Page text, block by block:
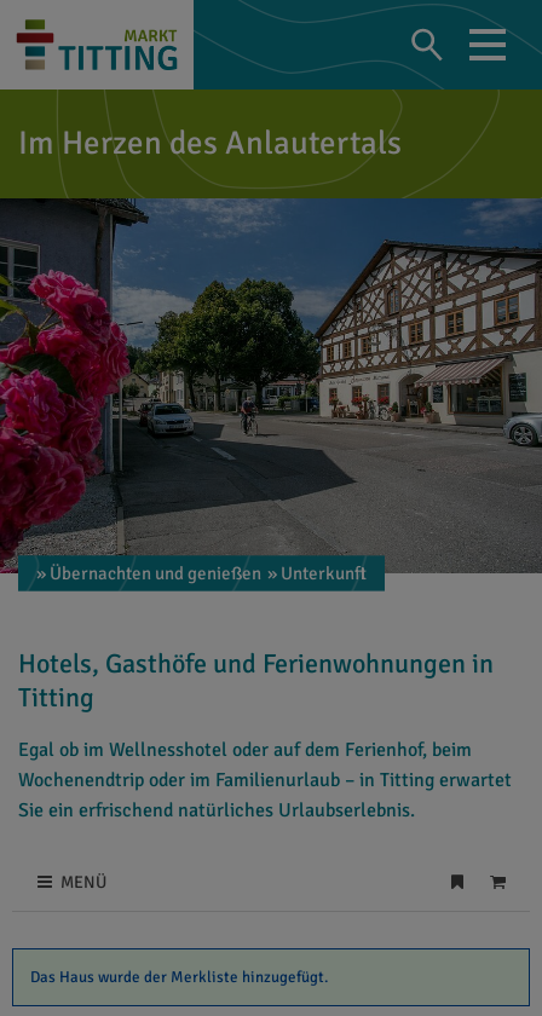
Im Herzen des Anlautertals
» Übernachten und genießen » Unterkunft
Hotels, Gasthöfe und Ferienwohnungen in
Titting
Egal ob im Wellnesshotel oder auf dem Ferienhof, beim
Wochenendtrip oder im Familienurlaub – in Titting erwartet
Sie ein erfrischend natürliches Urlaubserlebnis.
MENÜ
Das Haus wurde der Merkliste hinzugefügt.